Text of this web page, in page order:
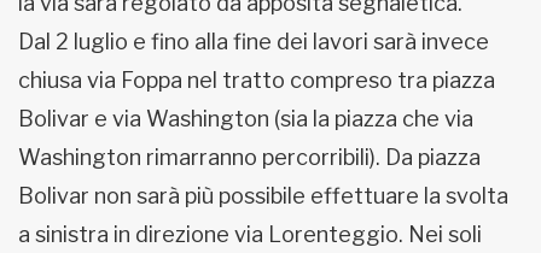
Dal 2 luglio e fino alla fine dei lavori sarà invece
chiusa via Foppa nel tratto compreso tra piazza
Bolivar e via Washington (sia la piazza che via
Washington rimarranno percorribili). Da piazza
Bolivar non sarà più possibile effettuare la svolta
a sinistra in direzione via Lorenteggio. Nei soli